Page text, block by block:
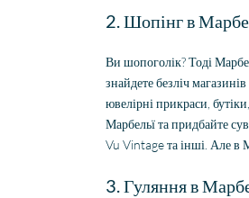
2. Шопінг в
Ви шопоголік? Тоді
знайдете безліч
ювелірні прикраси,
Марбельї та придбайте
Vu Vintage та інші. Але в
3. Гуляння в
was,